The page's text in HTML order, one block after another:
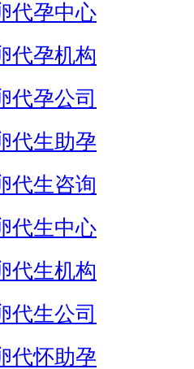
代孕中心
代孕机构
代孕公司
代生助孕
代生咨询
代生中心
代生机构
代生公司
代怀助孕